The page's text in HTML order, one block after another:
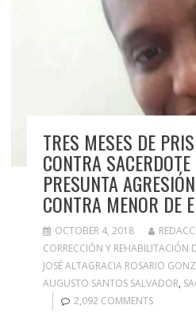
TRES MESES DE
CONTRA
PRESUNTA
CONTRA MENOR DE
OCTOBER 4, 2018
CORRECCIÓN Y REHABILITACIÓN
JOSÉ ALTAGRACIA ROSARIO
AUGUSTO SANTOS SALVADOR,
2,092 COMMENTS